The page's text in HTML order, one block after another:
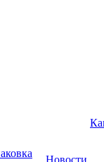
Новости